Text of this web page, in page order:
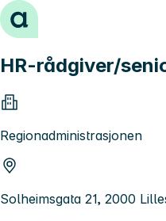
Hopp til innhold
HR-rådgiver/
Regionadministrasjonen
Solheimsgata 21, 2000